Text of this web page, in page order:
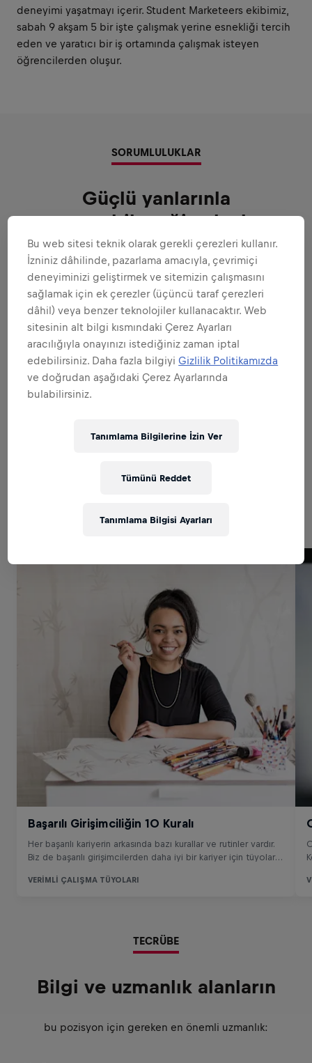
deneyimi yaşatmayı içerir. Student Marketeers ekibimiz,
sabah 9 akşam 5 bir işte çalışmak yerine esnekliği tercih
eden ve yaratıcı bir iş ortamında çalışmak isteyen
öğrencilerden oluşur.
SORUMLULUKLAR
Güçlü yanlarınla
oynayabileceğin alanlar
Sana güvenebileceğimiz tüm sorumluluklar
Hepsini genişlet
MARKA VE ÜRÜNÜN ELÇİSİ OLMAK
SATIŞTA UZMANLAŞMAK
TECRÜBE
Bilgi ve uzmanlık alanların
bu pozisyon için gereken en önemli uzmanlık:
Bu web sitesi teknik olarak gerekli çerezleri kullanır.
İzniniz dâhilinde, pazarlama amacıyla, çevrimiçi
deneyiminizi geliştirmek ve sitemizin çalışmasını
sağlamak için ek çerezler (üçüncü taraf çerezleri
dâhil) veya benzer teknolojiler kullanacaktır. Web
sitesinin alt bilgi kısmındaki Çerez Ayarları
aracılığıyla onayınızı istediğiniz zaman iptal
edebilirsiniz. Daha fazla bilgiyi Gizlilik Politikamızda
ve doğrudan aşağıdaki Çerez Ayarlarında
bulabilirsiniz.
Tümünü Reddet
Tanımlama Bilgilerine İzin Ver
Tanımlama Bilgisi Ayarları